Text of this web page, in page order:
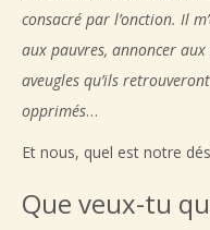
consacré par l’onction. Il
aux pauvres, annoncer
aveugles qu’ils
opprimés…
Et nous, quel est notre
Que veux-tu